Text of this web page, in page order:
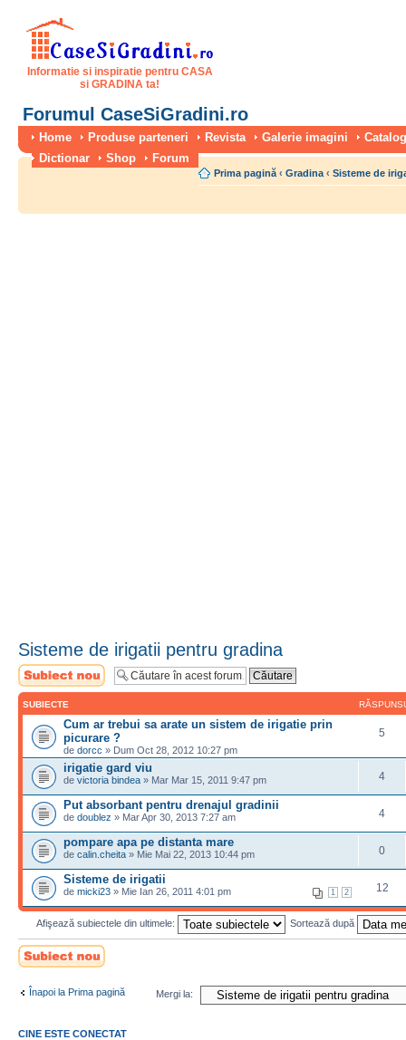
Informatie si inspiratie pentru CASA
si GRADINA ta!
Forumul CaseSiGradini.ro
Home Produse parteneri Revista Galerie imagini
Dictionar
Shop Forum
Prima pagină ‹ Gradina ‹ Sisteme de
Sisteme de irigatii pentru gradina
Scrie un subiect
nou
SUBIECTE
Cum ar trebui sa arate un sistem de irigatie prin
picurare ?
de dorcc » Dum Oct 28, 2012 10:27 pm
5
irigatie gard viu
de victoria bindea » Mar Mar 15, 2011 9:47 pm 4
Put absorbant pentru drenajul gradinii
de doublez » Mar Apr 30, 2013 7:27 am 4
pompare apa pe distanta mare
de calin.cheita » Mie Mai 22, 2013 10:44 pm 0
Sisteme de irigatii
1 2
de micki23 » Mie Ian 26, 2011 4:01 pm 12
Afişează subiectele din ultimele: Sortează după
Scrie un subiect
nou
Înapoi la Prima pagină Mergi la:
CINE ESTE CONECTAT